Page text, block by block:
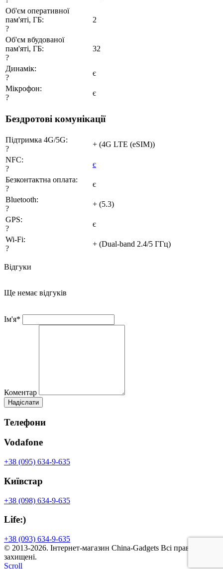
Об'єм оперативної
пам'яті, ГБ:
?
2
Об'єм вбудованої
пам'яті, ГБ:
?
32
Динамік:
?
є
Мікрофон:
?
є
Бездротові комунікації
Підтримка 4G/5G:
?
+ (4G LTE (eSIM))
NFC:
?
є
Безконтактна оплата:
?
є
Bluetooth:
?
+ (5.3)
GPS:
?
є
Wi-Fi:
?
+ (Dual-band 2.4/5 ГГц)
Відгуки
Ще немає відгуків
Ім'я*
Коментар
Телефони
Vodafone
+38 (095) 634-9-635
Київстар
+38 (098) 634-9-635
Life:)
+38 (093) 634-9-635
© 2013-2026. Інтернет-магазин China-Gadgets Всі права
захищені.
Scroll